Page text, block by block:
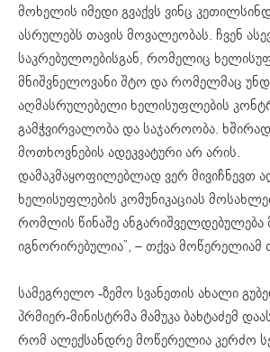
მოხელის იმედი გვაქვს ვინც
ასრულებს თავის მოვალეობას. ჩვენ
საკრებულოებისგან, რომელიც
მნიშვნელოვანი შტო და რომელმაც
აღმასრულებელი ხელისუფლების
გამჭვირვალობა და საჯაროობა.
მოთხოვნების ადეკვატური არ არის.
დამაკმაყოფილებლად ვერ მივიჩნევთ
ხელისუფლების კომუნიკაციას
რომლის წინაშე
იგნორირებულია”, – თქვა მოწერელიამ
სამეგრელო -ზემო სვანეთის ახალი
პრმიერ-მინისტრმა მამუკა ბახტაძემ
რომ ალექსანდრე მოწერელია კერძო